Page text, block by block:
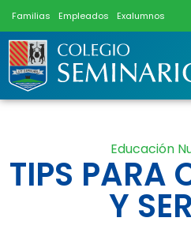
Familias Empleados Exalumnos
Educación
TIPS PARA
Y